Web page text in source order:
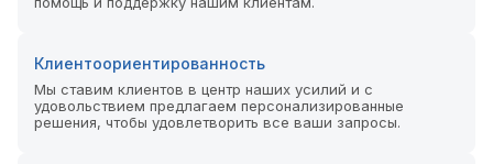
Клиентоориентированность
Мы ставим клиентов в центр наших усилий и с
удовольствием предлагаем персонализированные
решения, чтобы удовлетворить все ваши запросы.